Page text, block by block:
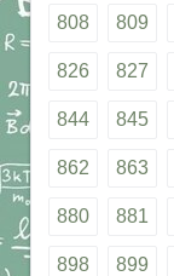
808 809
826 827
844 845
862 863
880 881
898 899